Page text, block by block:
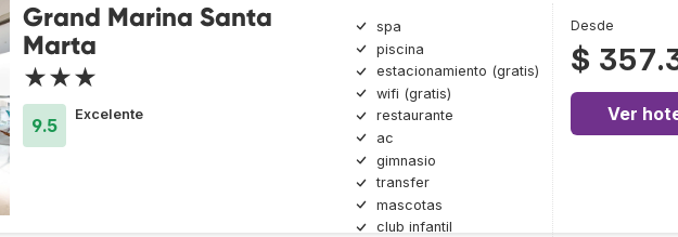
Grand Marina Santa
Marta
★★★
9.5
Excelente
spa
piscina
estacionamiento (gratis)
wifi (gratis)
restaurante
ac
gimnasio
transfer
mascotas
club infantil
Desde
$
Ver